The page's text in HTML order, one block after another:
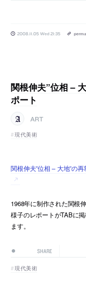
2008.11.05 Wed 21:35
関根伸夫”位相 –
ポート
ART
現代美術
関根伸夫”位相 – 大地”の
1968年に制作された関根
様子のレポートがTABに
ます。
SHARE
現代美術